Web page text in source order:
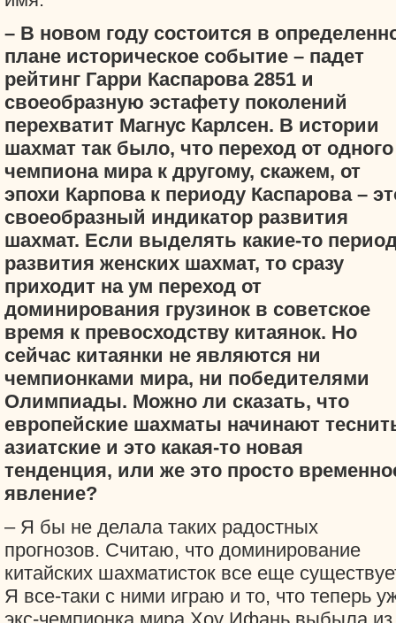
– В новом году состоится в
плане историческое событие – падет
рейтинг Гарри Каспарова 2851 и
своеобразную эстафету поколений
перехватит Магнус Карлсен. В истории
шахмат так было, что переход от одного
чемпиона мира к другому, скажем, от
эпохи Карпова к периоду Каспарова –
своеобразный индикатор развития
шахмат. Если выделять какие-то
развития женских шахмат, то сразу
приходит на ум переход от
доминирования грузинок в советское
время к превосходству китаянок. Но
сейчас китаянки не являются ни
чемпионками мира, ни победителями
Олимпиады. Можно ли сказать, что
европейские шахматы начинают
азиатские и это какая-то новая
тенденция, или же это просто
явление?
– Я бы не делала таких радостных
прогнозов. Считаю, что доминирование
китайских шахматисток все еще
Я все-таки с ними играю и то, что теперь